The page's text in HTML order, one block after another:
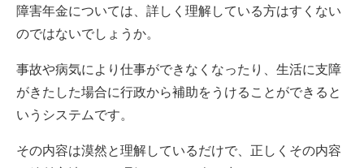
障害年金については、詳しく理解している方はすくない
のではないでしょうか。
事故や病気により仕事ができなくなったり、生活に支障
がきたした場合に行政から補助をうけることができると
いうシステムです。
その内容は漠然と理解しているだけで、正しくその内容